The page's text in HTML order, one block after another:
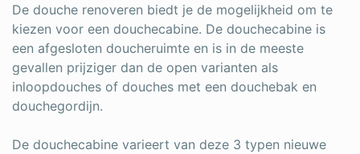
De douche renoveren biedt je de mogelijkheid om te
kiezen voor een douchecabine. De douchecabine is
een afgesloten doucheruimte en is in de meeste
gevallen prijziger dan de open varianten als
inloopdouches of douches met een douchebak en
douchegordijn.
De douchecabine varieert van deze 3 typen nieuwe